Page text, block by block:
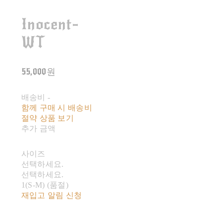
Inocent-
WT
55,000원
배송비 -
함께 구매 시 배송비
절약 상품 보기
추가 금액
사이즈
선택하세요.
선택하세요.
1(S-M) (품절)
재입고 알림 신청